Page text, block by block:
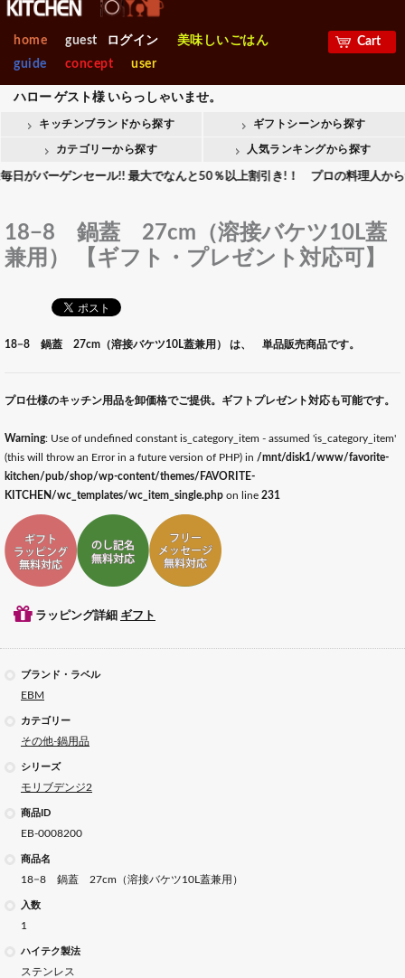
home guest ログイン
美味しいごはん
guide
concept user
ハロー ゲスト様いらっしゃいませ。
Cart
キッチンブランドから探す ギフトシーンから探す
カテゴリーから探す 人気ランキングから探す
ーゲンセール!! 最大でなんと50％以上割引き!！ プロの料理人から食
18−8 鍋蓋 27cm（溶接バケツ10L蓋
兼用） 【ギフト・プレゼント対応可】
18−8 鍋蓋 27cm（溶接バケツ10L蓋兼用） は、 単品販売商品です。
プロ仕様のキッチン用品を卸価格でご提供。ギフトプレゼント対応も可能です。
Warning: Use of undefined constant is_category_item - assumed 'is_category_item'
(this will throw an Error in a future version of PHP) in /mnt/disk1/www/favorite-
kitchen/pub/shop/wp-content/themes/FAVORITE-
KITCHEN/wc_templates/wc_item_single.php on line 231
ギフトラッピング対応ギフトのし記名対応
ラッピング詳細 ギフト
ブランド・ラベル
EBM
カテゴリー
その他-鍋用品
シリーズ
モリブデンジ2
商品ID
EB-0008200
商品名
18−8 鍋蓋 27cm（溶接バケツ10L蓋兼用）
入数
1
ハイテク製法
ステンレス